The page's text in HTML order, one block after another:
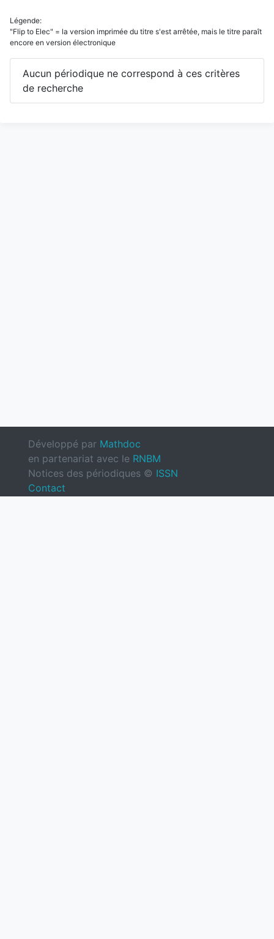
Légende:
"Flip to Elec" = la version imprimée du titre s'est arrêtée, mais le titre paraît
encore en version électronique
Aucun périodique ne correspond à ces critères
de recherche
Développé par Mathdoc
en partenariat avec le RNBM
Notices des périodiques © ISSN
Contact